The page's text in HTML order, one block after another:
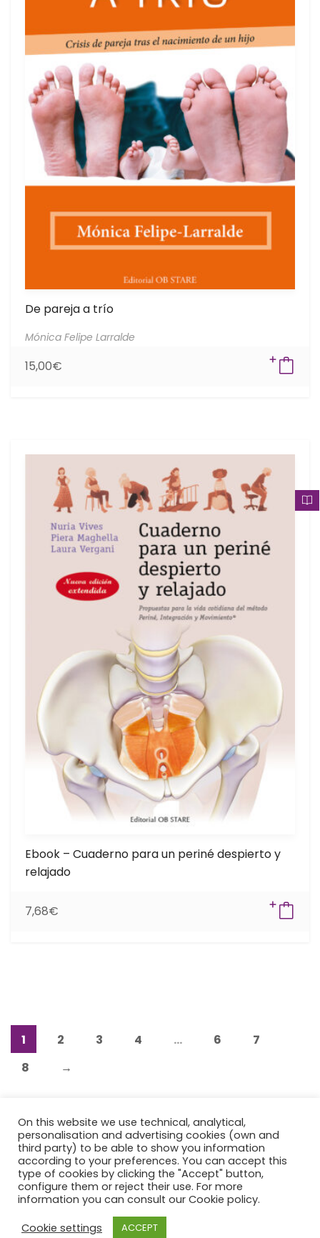
De pareja a trío
Mónica Felipe Larralde
15,00€
Ebook – Cuaderno para un periné despierto y
relajado
7,68€
1 2 3 4 … 6
7
8
→
© Copyright 2021 EDITORIAL OB STARE. All rights reserved
conditions of sale
On this website we use technical, analytical,
personalisation and advertising cookies (own and
third party) to be able to show you information
according to your preferences. You can accept this
type of cookies by clicking the "Accept" button,
configure them or reject their use. For more
information you can consult our Cookie policy.
Cookie settings
ACCEPT